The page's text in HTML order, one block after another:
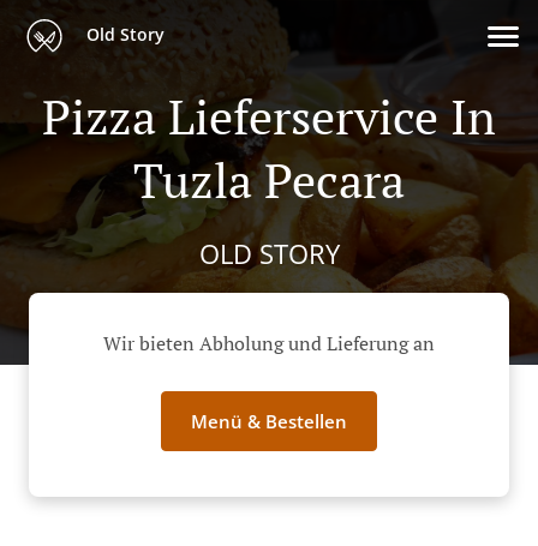
Old Story
Pizza Lieferservice In
Tuzla Pecara
OLD STORY
Wir bieten Abholung und Lieferung an
Menü & Bestellen